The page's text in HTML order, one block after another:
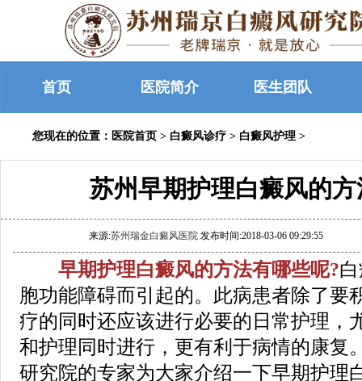
首页 医院简介 医生团队
您现在的位置： 医院首页 > 白癜风诊疗 > 白癜风护理 >
苏州早期护理白癜风的
来源:苏州瑞金白癜风医院 发布时间:2018-03-06 09:29:55
早期护理白癜风的方法有哪些呢?
胞功能障碍而引起的。此病患者除了要
疗的同时还应该进行必要的日常护理，
和护理同时进行，更有利于病情的康复
研究院的专家为大家介绍一下早期护理